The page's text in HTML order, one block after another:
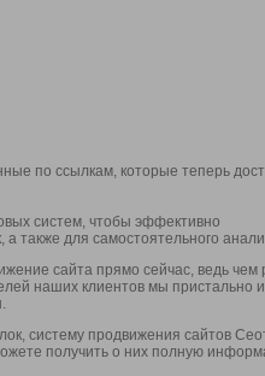
по ссылкам, которые теперь
систем, чтобы эффективно
также для самостоятельного
сайта прямо сейчас, ведь чем
наших клиентов мы пристально
систему продвижения сайтов
получить о них полную